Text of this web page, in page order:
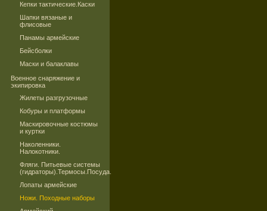
Кепки тактические.Каски
Шапки вязаные и
флисовые
Панамы армейские
Бейсболки
Маски и балаклавы
Военное снаряжение и
экипировка
Жилеты разгрузочные
Кобуры и платформы
Маскировочные костюмы
и куртки
Наколенники.
Налокотники.
Фляги. Питьевые системы
(гидраторы).Термосы.Посуда.
Лопаты армейские
Ножи. Походные наборы